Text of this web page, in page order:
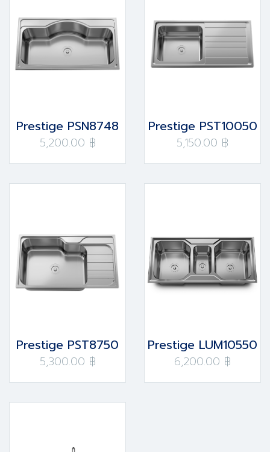
Prestige PSN8748
5,200.00 ฿
Prestige PST10050
5,150.00 ฿
Prestige PST8750
5,300.00 ฿
Prestige LUM10550
6,200.00 ฿